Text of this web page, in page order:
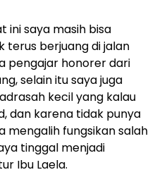
ini saya masih bisa
terus berjuang di jalan
pengajar honorer dari
selain itu saya juga
kecil yang kalau
dan karena tidak punya
fungsikan salah
tinggal menjadi
Ibu Laela.